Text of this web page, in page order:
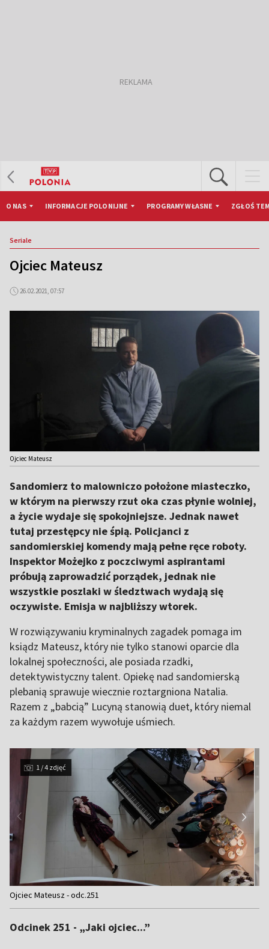
O NAS INFORMACJE POLONIJNE PROGRAMY WŁASNE ZGŁOŚ
Seriale
Ojciec Mateusz
26.02.2021, 07:57
Ojciec Mateusz
Sandomierz to malowniczo położone miasteczko,
w którym na pierwszy rzut oka czas płynie wolniej,
a życie wydaje się spokojniejsze. Jednak nawet
tutaj przestępcy nie śpią. Policjanci z
sandomierskiej komendy mają pełne ręce roboty.
Inspektor Możejko z poczciwymi aspirantami
próbują zaprowadzić porządek, jednak nie
wszystkie poszlaki w śledztwach wydają się
oczywiste. Emisja w najbliższy wtorek.
W rozwiązywaniu kryminalnych zagadek pomaga im
ksiądz Mateusz, który nie tylko stanowi oparcie dla
lokalnej społeczności, ale posiada rzadki,
detektywistyczny talent. Opiekę nad sandomierską
plebanią sprawuje wiecznie roztargniona Natalia.
Razem z „babcią” Lucyną stanowią duet, który niemal
za każdym razem wywołuje uśmiech.
1 / 4 zdjęć
Item
1
of
Ojciec Mateusz - odc.251
Odcinek 251 - „Jaki ojciec...”